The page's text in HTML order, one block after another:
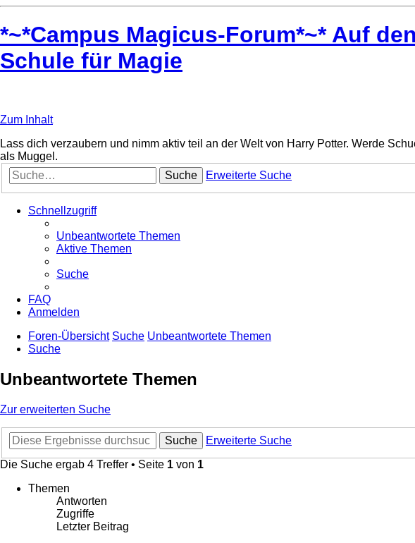
*~*Campus Magicus-Forum*~* Auf
Schule für Magie
Zum Inhalt
Lass dich verzaubern und nimm aktiv teil an der Welt von Harry Potter. Werde
als Muggel.
Suche
Erweiterte Suche
Schnellzugriff
Unbeantwortete Themen
Aktive Themen
Suche
FAQ
Anmelden
Foren-Übersicht Suche Unbeantwortete Themen
Suche
Unbeantwortete Themen
Zur erweiterten Suche
Suche
Erweiterte Suche
Die Suche ergab 4 Treffer • Seite 1 von 1
Themen
Antworten
Zugriffe
Letzter Beitrag